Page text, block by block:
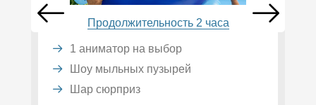
Продолжительность 2 часа
1 аниматор на выбор
Шоу мыльных пузырей
Шар сюрприз